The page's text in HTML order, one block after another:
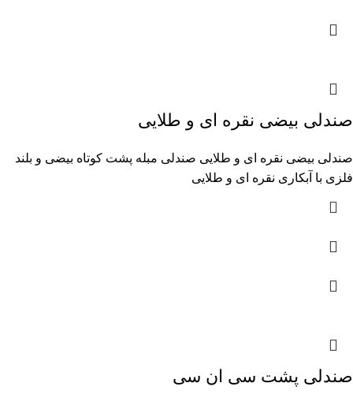
صندلی بیضی نقره ای و طلایی
صندلی بیضی نقره ای و طلایی صندلی مبله پشت کوتاه بیضی و بلند
فلزی با آبکاری نقره ای و طلایی
صندلی پشت سی ان سی